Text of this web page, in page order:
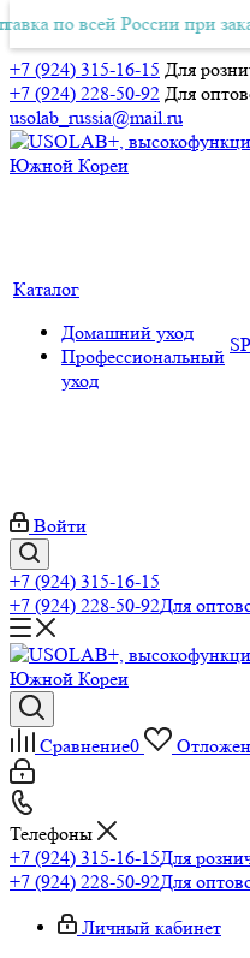
+7 (924) 315-16-15 Для
+7 (924) 228-50-92 Для
usolab_russia@mail.ru
Авиа-доставка по
всей России при заказе от
Каталог
Домашний уход
Профессиональный
уход
Войти
+7 (924) 315-16-15
+7 (924) 228-50-92Для
Сравнение0
Телефоны
+7 (924) 315-16-15Для
+7 (924) 228-50-92Для
Личный кабинет